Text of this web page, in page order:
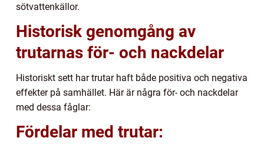
sötvattenkällor.
Historisk genomgång av
trutarnas för- och nackdelar
Historiskt sett har trutar haft både positiva och negativa
effekter på samhället. Här är några för- och nackdelar
med dessa fåglar:
Fördelar med trutar: